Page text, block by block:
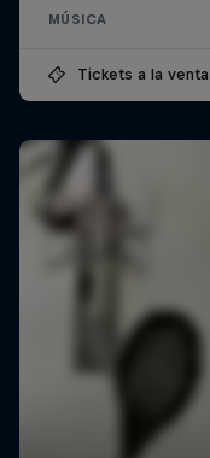
MÚSICA
Tickets a la venta